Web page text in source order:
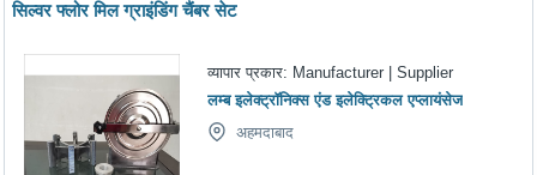
सिल्वर फ्लोर मिल ग्राइंडिंग चैंबर सेट
व्यापार प्रकार: Manufacturer | Supplier
लम्ब इलेक्ट्रॉनिक्स एंड इलेक्ट्रिकल एप्लायंसेज
अहमदाबाद